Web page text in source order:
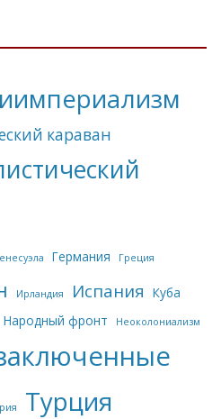
караван
Германия Греция
Ирландия Испания Куба
Народный фронт Неоколониализм
Турция